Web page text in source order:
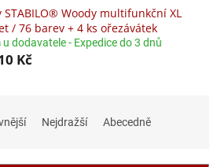
STABILO® Woody multifunkční XL
/ 76 barev + 4 ks ořezávátek
u dodavatele - Expedice do 3 dnů
Kč
Nejdražší Abecedně